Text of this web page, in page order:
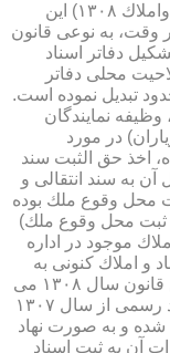
نحوه نگارش قانون مرقوم (قانون ثبت اسناد واملاك ۱۳۰۸) این
وقت، به نوعی قانون
قانون تشكیل دفاتر اسناد
صلاحیت محلی دفاتر
تبدیل نموده است.
وظیفه نمایندگان
در مورد
اخذ حق الثبت سند
آن به سند انتقالی و
محل وقوع ملك بوده
ثبت محل وقوع ملك)
موجود در اداره
ثبت اسناد و املاك كنونی به
تصویب مجلس شورای ملی رسیده و جانشین قانون سال ۱۳۰۸ می
گردد و این در حالی است كه عملاً دفاتر اسناد رسمی از سال ۱۳۰۷
شده و به صورت نهاد
آن به ثبت اسناد